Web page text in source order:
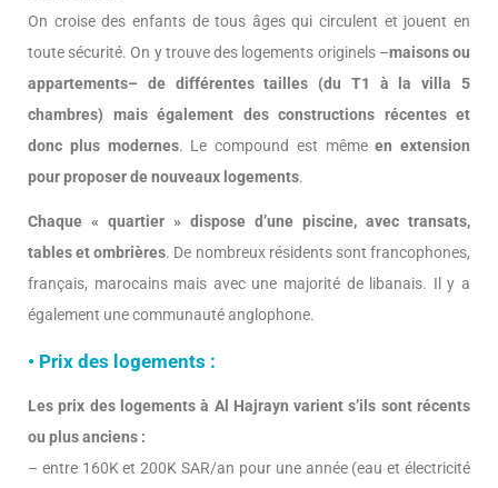
On croise des enfants de tous âges qui circulent et jouent en
toute sécurité. On y trouve des logements originels –maisons ou
appartements– de différentes tailles (du T1 à la villa 5
chambres) mais également des constructions récentes et
donc plus modernes. Le compound est mêmeen extension
pour proposer de nouveaux logements.
Chaque « quartier » dispose d’une piscine, avec transats,
tables et ombrières. De nombreux résidents sont francophones,
français, marocains mais avec une majorité de libanais. Il y a
également une communauté anglophone.
• Prix des logements :
Les prix des logements à Al Hajrayn varient s’ils sont récents
ou plus anciens :
– entre 160K et 200K SAR/an pour une année (eau et électricité